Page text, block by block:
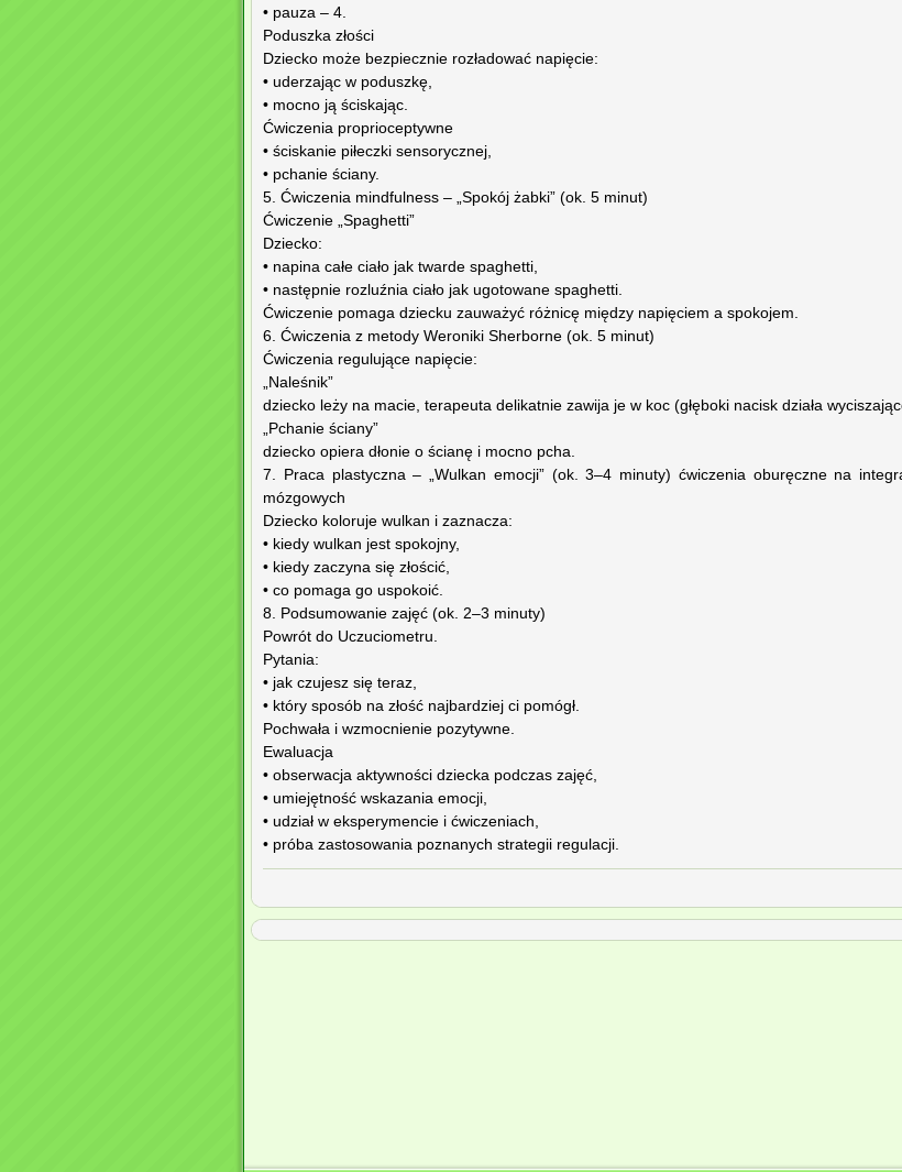
• pauza – 4.
Poduszka złości
Dziecko może bezpiecznie rozładować napięcie:
• uderzając w poduszkę,
• mocno ją ściskając.
Ćwiczenia proprioceptywne
• ściskanie piłeczki sensorycznej,
• pchanie ściany.
5. Ćwiczenia mindfulness – „Spokój żabki” (ok. 5 minut)
Ćwiczenie „Spaghetti”
Dziecko:
• napina całe ciało jak twarde spaghetti,
• następnie rozluźnia ciało jak ugotowane spaghetti.
Ćwiczenie pomaga dziecku zauważyć różnicę między napięciem a spokojem.
6. Ćwiczenia z metody Weroniki Sherborne (ok. 5 minut)
Ćwiczenia regulujące napięcie:
„Naleśnik”
dziecko leży na macie, terapeuta delikatnie zawija je w koc (głęboki nacisk działa
„Pchanie ściany”
dziecko opiera dłonie o ścianę i mocno pcha.
7. Praca plastyczna – „Wulkan emocji” (ok. 3–4 minuty) ćwiczenia oburęczne na
mózgowych
Dziecko koloruje wulkan i zaznacza:
• kiedy wulkan jest spokojny,
• kiedy zaczyna się złościć,
• co pomaga go uspokoić.
8. Podsumowanie zajęć (ok. 2–3 minuty)
Powrót do Uczuciometru.
Pytania:
• jak czujesz się teraz,
• który sposób na złość najbardziej ci pomógł.
Pochwała i wzmocnienie pozytywne.
Ewaluacja
• obserwacja aktywności dziecka podczas zajęć,
• umiejętność wskazania emocji,
• udział w eksperymencie i ćwiczeniach,
• próba zastosowania poznanych strategii regulacji.